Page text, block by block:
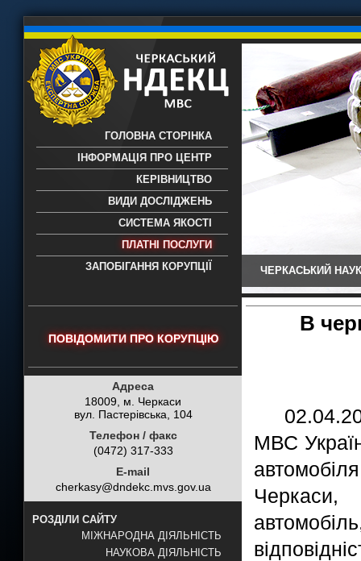
науково-дослідний експертно-
- проведення всих видів судових
експертиз
ГОЛОВНА СТОРІНКА
ІНФОРМАЦІЯ ПРО ЦЕНТР
КЕРІВНИЦТВО
ВИДИ ДОСЛІДЖЕНЬ
СИСТЕМА ЯКОСТІ
ПЛАТНІ ПОСЛУГИ
ЗАПОБІГАННЯ КОРУПЦІЇ
ЧЕРКАСЬКИЙ
ПОВІДОМИТИ ПРО КОРУПЦІЮ
Адреса
18009, м. Черкаси
вул. Пастерівська, 104
Телефон / факс
(0472) 317-333
E-mail
cherkasy@dndekc.mvs.gov.ua
РОЗДІЛИ САЙТУ
МІЖНАРОДНА ДІЯЛЬНІСТЬ
НАУКОВА ДІЯЛЬНІСТЬ
В
МВС